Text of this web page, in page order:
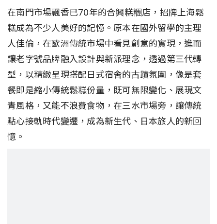
在南門市場飄香已70年的合興糕糰店，招牌上海鬆
糕成為不少人美好的記憶。原本在國外留學的主理
人佳倫，在歐洲傳統市場中看見創意的實現，進而
讓老字號品牌融入設計與新派理念，透過第三代轉
型，以精緻呈現搭配日式宿舍的古蹟氛圍，像是套
餐即是縮小傳統鬆糕份量，既可無限變化、展現文
青風格，又能不浪費食物，在三水市場旁，讓傳統
點心接軌時代變遷，成為新生代、日本旅人的新回
憶。